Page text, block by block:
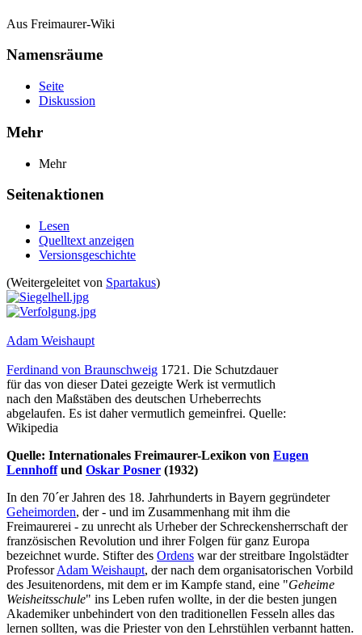
Aus Freimaurer-Wiki
Namensräume
Seite
Diskussion
Mehr
Mehr
Seitenaktionen
Lesen
Quelltext anzeigen
Versionsgeschichte
(Weitergeleitet von Spartakus)
Adam Weishaupt
Ferdinand von Braunschweig 1721. Die Schutzdauer
für das von dieser Datei gezeigte Werk ist vermutlich
nach den Maßstäben des deutschen Urheberrechts
abgelaufen. Es ist daher vermutlich gemeinfrei. Quelle:
Wikipedia
Quelle: Internationales Freimaurer-Lexikon von Eugen
Lennhoffund Oskar Posner (1932)
In den 70´er Jahren des 18. Jahrhunderts in Bayern gegründeter
Geheimorden, der - und im Zusammenhang mit ihm die
Freimaurerei - zu unrecht als Urheber der Schreckensherrschaft der
französischen Revolution und ihrer Folgen für ganz Europa
bezeichnet wurde. Stifter des Ordens war der streitbare Ingolstädter
ProfessorAdam Weishaupt, der nach dem organisatorischen Vorbild
des Jesuitenordens, mit dem er im Kampfe stand, eine "Geheime
Weisheitsschule" ins Leben rufen wollte, in der die besten jungen
Akademiker unbehindert von den traditionellen Fesseln alles das
lernen sollten, was die Priester von den Lehrstühlen verbannt hatten.